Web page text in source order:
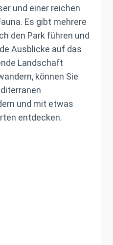
und einer reichen
Es gibt mehrere
den Park führen und
Ausblicke auf das
Landschaft
können Sie
und mit etwas
entdecken.